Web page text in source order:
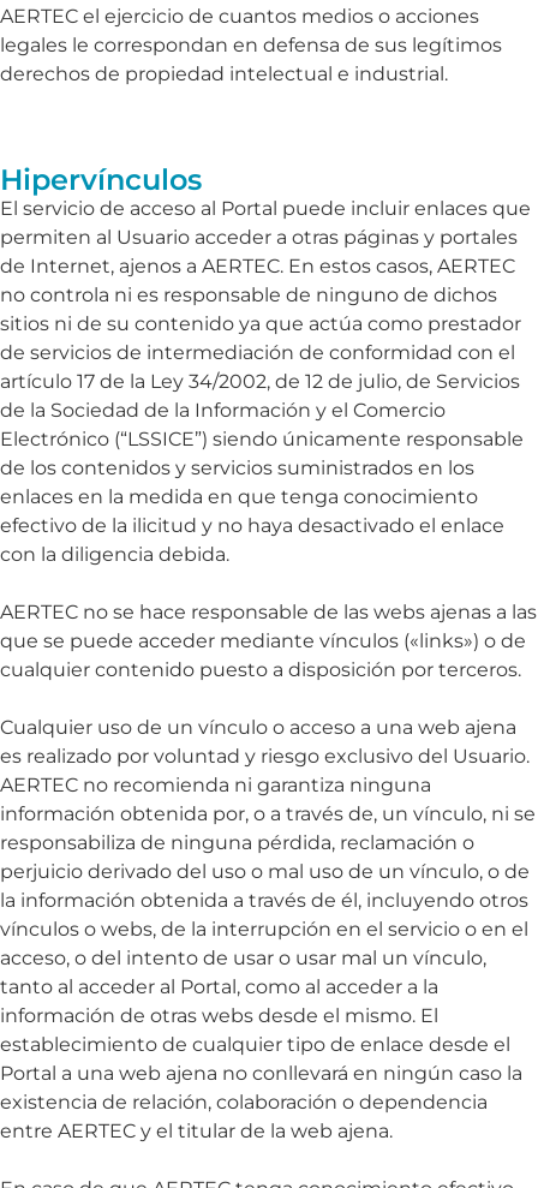
AERTEC el ejercicio de cuantos medios o acciones
legales le correspondan en defensa de sus legítimos
derechos de propiedad intelectual e industrial.
Hipervínculos
El servicio de acceso al Portal puede incluir enlaces que
permiten al Usuario acceder a otras páginas y portales
de Internet, ajenos a AERTEC. En estos casos, AERTEC
no controla ni es responsable de ninguno de dichos
sitios ni de su contenido ya que actúa como prestador
de servicios de intermediación de conformidad con el
artículo 17 de la Ley 34/2002, de 12 de julio, de Servicios
de la Sociedad de la Información y el Comercio
Electrónico (“LSSICE”) siendo únicamente responsable
de los contenidos y servicios suministrados en los
enlaces en la medida en que tenga conocimiento
efectivo de la ilicitud y no haya desactivado el enlace
con la diligencia debida.
AERTEC no se hace responsable de las webs ajenas a las
que se puede acceder mediante vínculos («links») o de
cualquier contenido puesto a disposición por terceros.
Cualquier uso de un vínculo o acceso a una web ajena
es realizado por voluntad y riesgo exclusivo del Usuario.
AERTEC no recomienda ni garantiza ninguna
información obtenida por, o a través de, un vínculo, ni se
responsabiliza de ninguna pérdida, reclamación o
perjuicio derivado del uso o mal uso de un vínculo, o de
la información obtenida a través de él, incluyendo otros
vínculos o webs, de la interrupción en el servicio o en el
acceso, o del intento de usar o usar mal un vínculo,
tanto al acceder al Portal, como al acceder a la
información de otras webs desde el mismo. El
establecimiento de cualquier tipo de enlace desde el
Portal a una web ajena no conllevará en ningún caso la
existencia de relación, colaboración o dependencia
entre AERTEC y el titular de la web ajena.